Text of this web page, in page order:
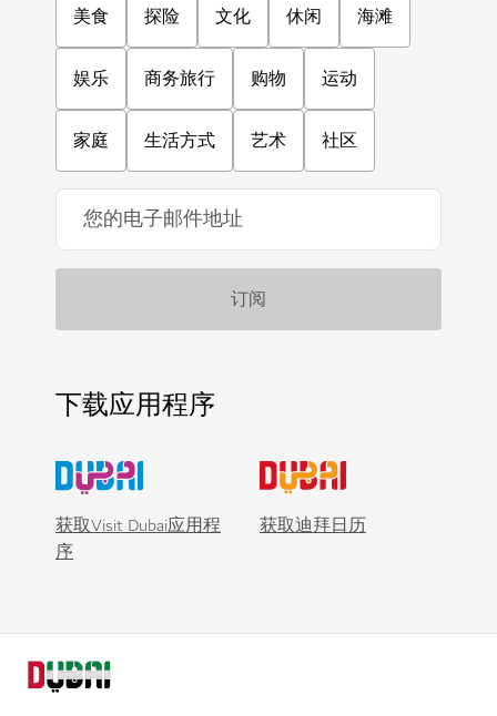
美食 探险 文化 休闲 海滩
娱乐 商务旅行 购物 运动
家庭 生活方式 艺术 社区
下载应用程序
获取Visit Dubai应用程
序
获取迪拜日历